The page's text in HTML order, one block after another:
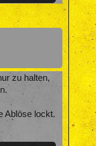
zu halten,
Ablöse lockt.